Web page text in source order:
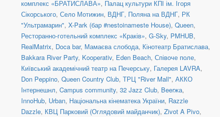
комплекс «БРАТИСЛАВА», Палац культури КПІ ім. Ігоря
Сікорського, Село Мотижин, ВДНГ, Поляна на ВДНГ, РК
"Ультрамарин", X-Park (бар #nestoinameste House), Queen,
Ресторанно-готельний комплекс «Краків», G-Sky, PMHUB,
RealMatrix, Doca bar, Мамаєва слобода, Кінотеатр Братислава,
Bakkara River Party, Kooperativ, Eden Beach, Співоче поле,
Київський академічний театр на Печерську, Галерея LAVRA,
Don Peppino, Queen Country Club, ТРЦ "River Mall", АККО
Інтернешнл, Campus community, 32 Jazz Club, Beerжа,
InnoHub, Urban, Національна кінематека України, Razzle
Dazzle, КВЦ Парковий (Оглядовий майданчик), Zivot A Pivo,